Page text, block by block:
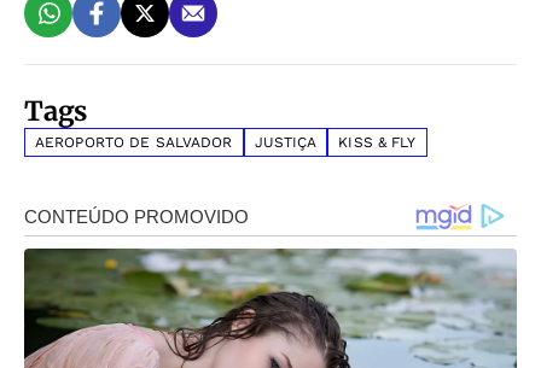
Tags
AEROPORTO DE SALVADOR JUSTIÇA KISS & FLY